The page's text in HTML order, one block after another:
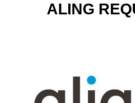
ALING